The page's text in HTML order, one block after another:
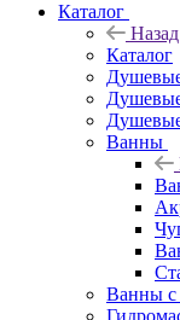
Каталог
Назад
Каталог
Ванны
Ванны с